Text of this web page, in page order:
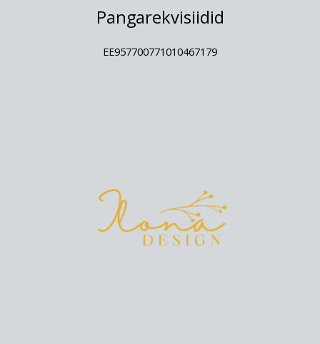
Pangarekvisiidid
EE957700771010467179